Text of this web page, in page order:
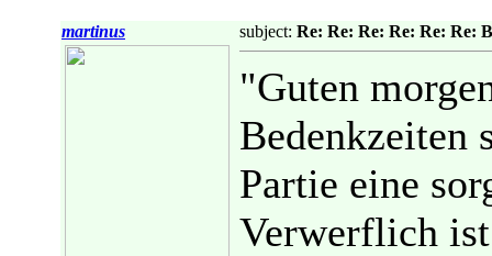
martinus subject: Re: Re: Re: Re: Re: Re:
"Guten
Bedenkzeiten
Partie eine
Verwerflich